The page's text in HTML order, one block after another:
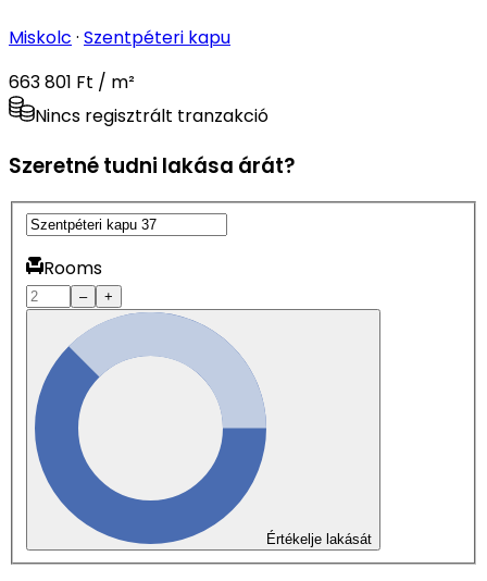
Miskolc · Szentpéteri kapu
663 801 Ft / m²
Nincs regisztrált tranzakció
Szeretné tudni lakása árát?
Rooms
– +
Értékelje lakását